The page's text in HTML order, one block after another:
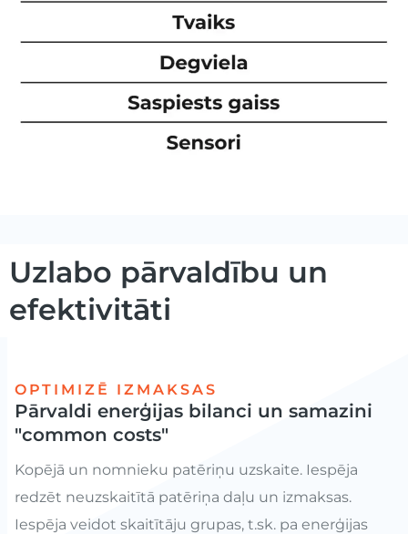
Uzlabo pārvaldību un
efektivitāti
OPTIMIZĒ IZMAKSAS
Pārvaldi enerģijas bilanci un samazini
"common costs"
Kopējā un nomnieku patēriņu uzskaite. Iespēja
redzēt neuzskaitītā patēriņa daļu un izmaksas.
Iespēja veidot skaitītāju grupas, t.sk. pa enerģijas